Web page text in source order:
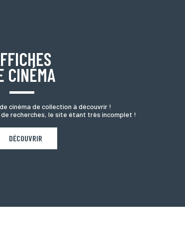
CINÉMA
cinéma de collection à découvrir !
recherches, le site étant très incomplet !
DÉCOUVRIR